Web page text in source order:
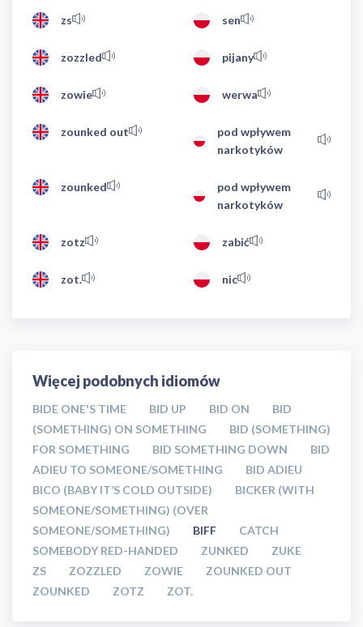
zs sen
zozzled pijany
zowie werwa
zounked out
pod wpływem
narkotyków
zounked
pod wpływem
narkotyków
zotz zabić
zot. nic
Więcej podobnych idiomów
BIDE ONE'S TIME BID UP BID ON
BID
(SOMETHING) ON SOMETHING
BID (SOMETHING)
FOR SOMETHING
BID SOMETHING DOWN
BID
ADIEU TO SOMEONE/SOMETHING
BID ADIEU
BICO (BABY IT’S COLD OUTSIDE)
BICKER (WITH
SOMEONE/SOMETHING) (OVER
SOMEONE/SOMETHING)
BIFF
CATCH
SOMEBODY RED-HANDED
ZUNKED
ZUKE
ZS
ZOZZLED ZOWIE
ZOUNKED OUT
ZOUNKED
ZOTZ ZOT.